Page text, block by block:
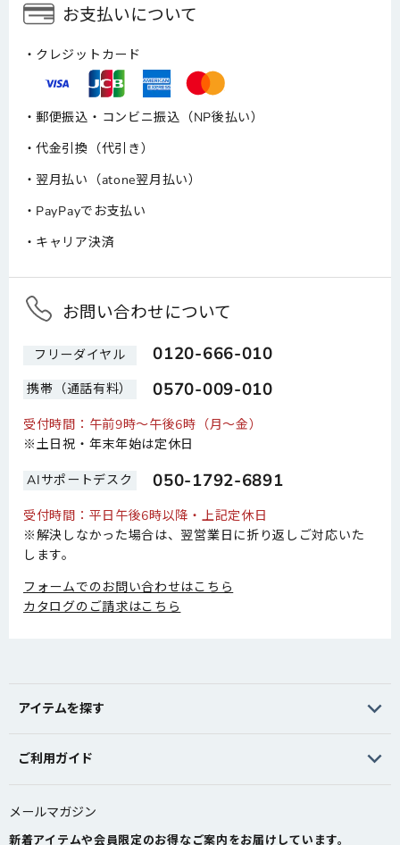
お支払いについて
クレジットカード
郵便振込・コンビニ振込（NP後払い）
代金引換（代引き）
翌月払い（atone翌月払い）
PayPayでお支払い
キャリア決済
お問い合わせについて
フリーダイヤル 0120-666-010
携帯（通話有料） 0570-009-010
受付時間：午前9時～午後6時（月～金）
※土日祝・年末年始は定休日
AIサポートデスク 050-1792-6891
受付時間：平日午後6時以降・上記定休日
※解決しなかった場合は、翌営業日に折り返しご対応いた
します。
フォームでのお問い合わせはこちら
カタログのご請求はこちら
アイテムを探す
ご利用ガイド
メールマガジン
新着アイテムや会員限定のお得なご案内をお届けしています。